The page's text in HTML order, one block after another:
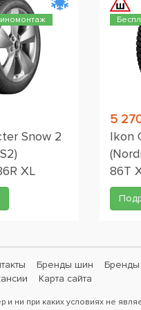
Snow 2
XL
5
Ikon
86T
Бренды шин Бренды
Карта сайта
ни при каких условиях не